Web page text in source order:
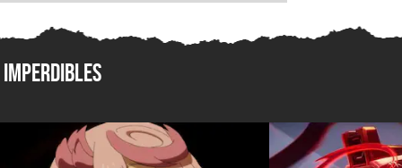
Imperdibles